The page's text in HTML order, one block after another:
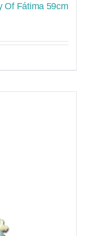
Of Fátima 59cm